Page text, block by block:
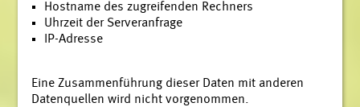
Hostname des zugreifenden Rechners
Uhrzeit der Serveranfrage
IP-Adresse
Eine Zusammenführung dieser Daten mit anderen
Datenquellen wird nicht vorgenommen.